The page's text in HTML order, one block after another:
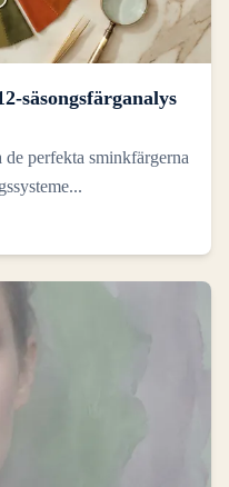
säsongsfärganalys
perfekta sminkfärgerna